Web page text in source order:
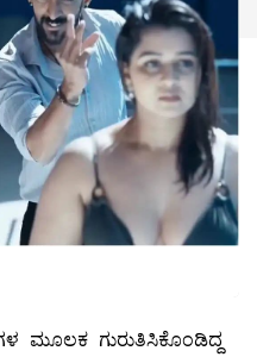
ಮೂಲಕ ಗುರುತಿಸಿಕೊಂಡಿದ್ದ